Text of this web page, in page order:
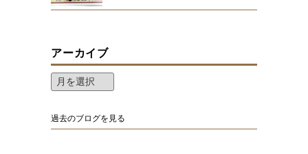
アーカイブ
過去のブログを見る